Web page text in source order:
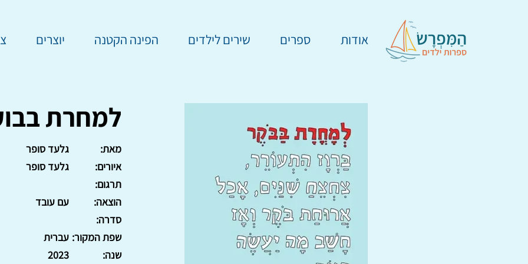
אודות ספרים שירים לילדים הפינה הקטנה יוצרים
למחרת
גלעד סופר
מאת:
גלעד סופר
איורים:
תרגום:
עם עובד
הוצאה:
סדרה:
עברית שפת המקור:
2023
שנה: